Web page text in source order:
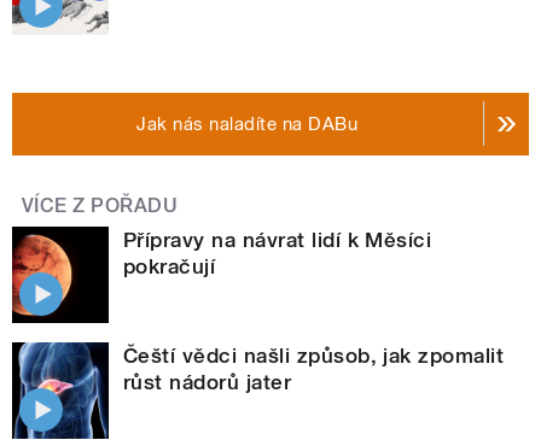
Jak nás naladíte na DABu
VÍCE Z POŘADU
Přípravy na návrat lidí k Měsíci
pokračují
Čeští vědci našli způsob, jak zpomalit
růst nádorů jater